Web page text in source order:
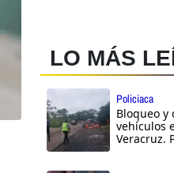
LO MÁS
Policiaca
Bloqueo y
vehículos
Veracruz.